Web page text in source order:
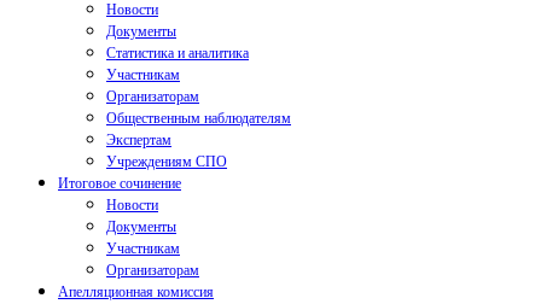
Новости
Документы
Статистика и аналитика
Участникам
Организаторам
Общественным наблюдателям
Экспертам
Учреждениям СПО
Итоговое сочинение
Новости
Документы
Участникам
Организаторам
Апелляционная комиссия